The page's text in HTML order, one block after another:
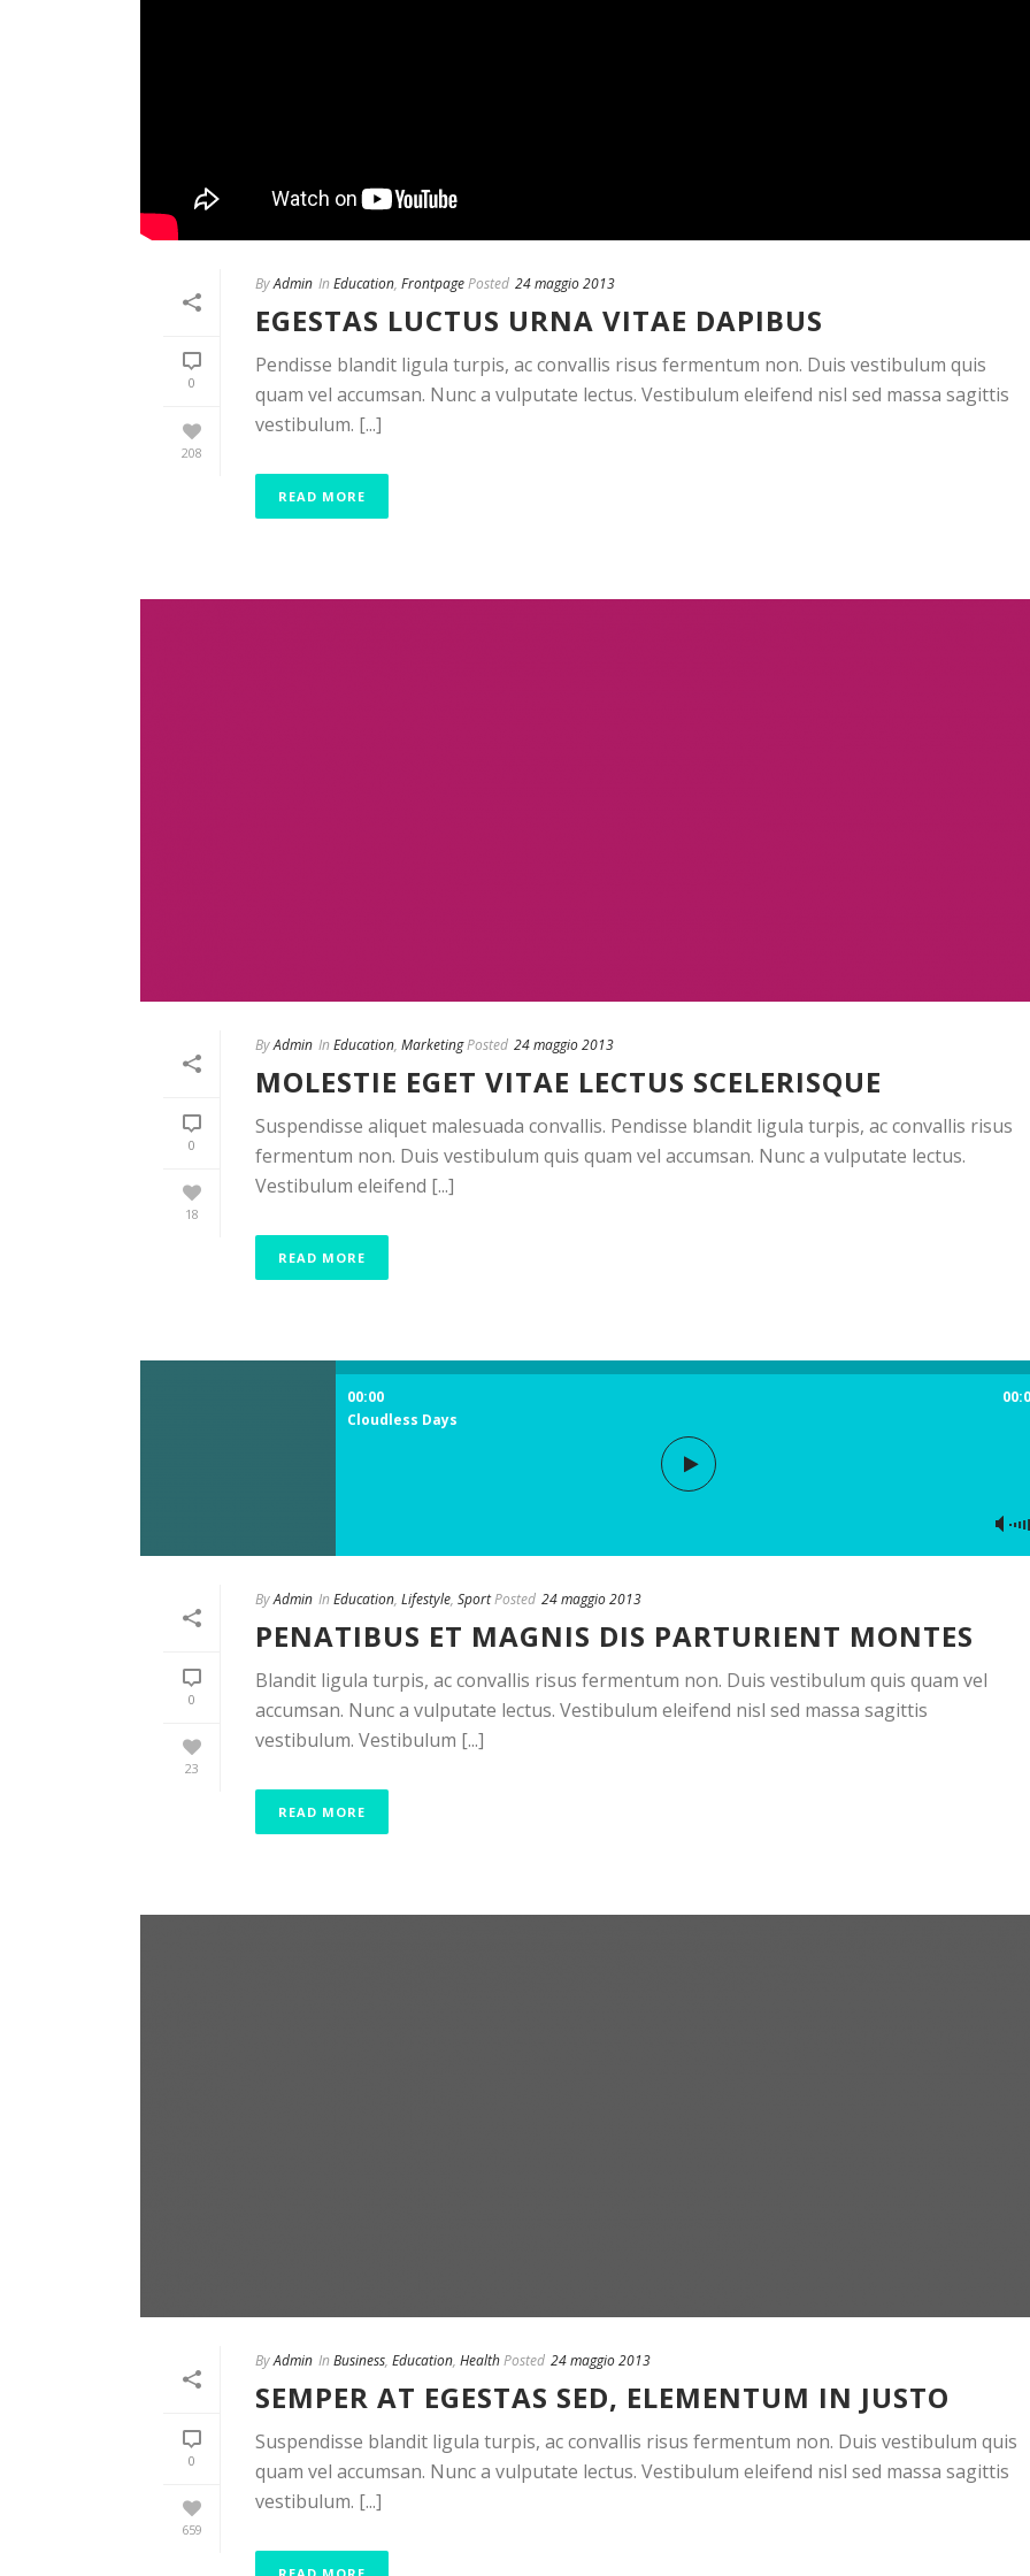
0
208
ByAdmin In Education, FrontpagePosted 24 maggio 2013
EGESTAS LUCTUS URNA VITAE DAPIBUS
Pendisse blandit ligula turpis, ac convallis risus fermentum non. Duis vestibulum quis
quam vel accumsan. Nunc a vulputate lectus. Vestibulum eleifend nisl sed massa sagittis
vestibulum. [...]
READ MORE
0
18
ByAdmin In Education, MarketingPosted 24 maggio 2013
MOLESTIE EGET VITAE LECTUS SCELERISQUE
Suspendisse aliquet malesuada convallis. Pendisse blandit ligula turpis, ac convallis risus
fermentum non. Duis vestibulum quis quam vel accumsan. Nunc a vulputate lectus.
Vestibulum eleifend [...]
READ MORE
00:00
Cloudless Days
0
23
ByAdmin In Education, Lifestyle, SportPosted 24 maggio 2013
PENATIBUS ET MAGNIS DIS PARTURIENT MONTES
Blandit ligula turpis, ac convallis risus fermentum non. Duis vestibulum quis quam vel
accumsan. Nunc a vulputate lectus. Vestibulum eleifend nisl sed massa sagittis
vestibulum. Vestibulum [...]
READ MORE
0
659
ByAdmin In Business, Education, HealthPosted 24 maggio 2013
SEMPER AT EGESTAS SED, ELEMENTUM IN JUSTO
Suspendisse blandit ligula turpis, ac convallis risus fermentum non. Duis vestibulum quis
quam vel accumsan. Nunc a vulputate lectus. Vestibulum eleifend nisl sed massa sagittis
vestibulum. [...]